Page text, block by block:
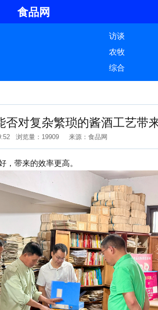
食品网
访谈
农牧
综合
对复杂繁琐的酱酒工艺带
浏览量：19909 来源：食品网
带来的效率更高。